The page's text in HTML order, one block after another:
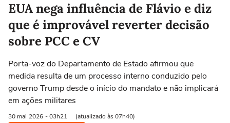
EUA nega influência de Flávio e diz
que é improvável reverter decisão
sobre PCC e CV
Porta-voz do Departamento de Estado afirmou que
medida resulta de um processo interno conduzido pelo
governo Trump desde o início do mandato e não implicará
em ações militares
30 mai 2026 - 03h21 (atualizado às 07h40)